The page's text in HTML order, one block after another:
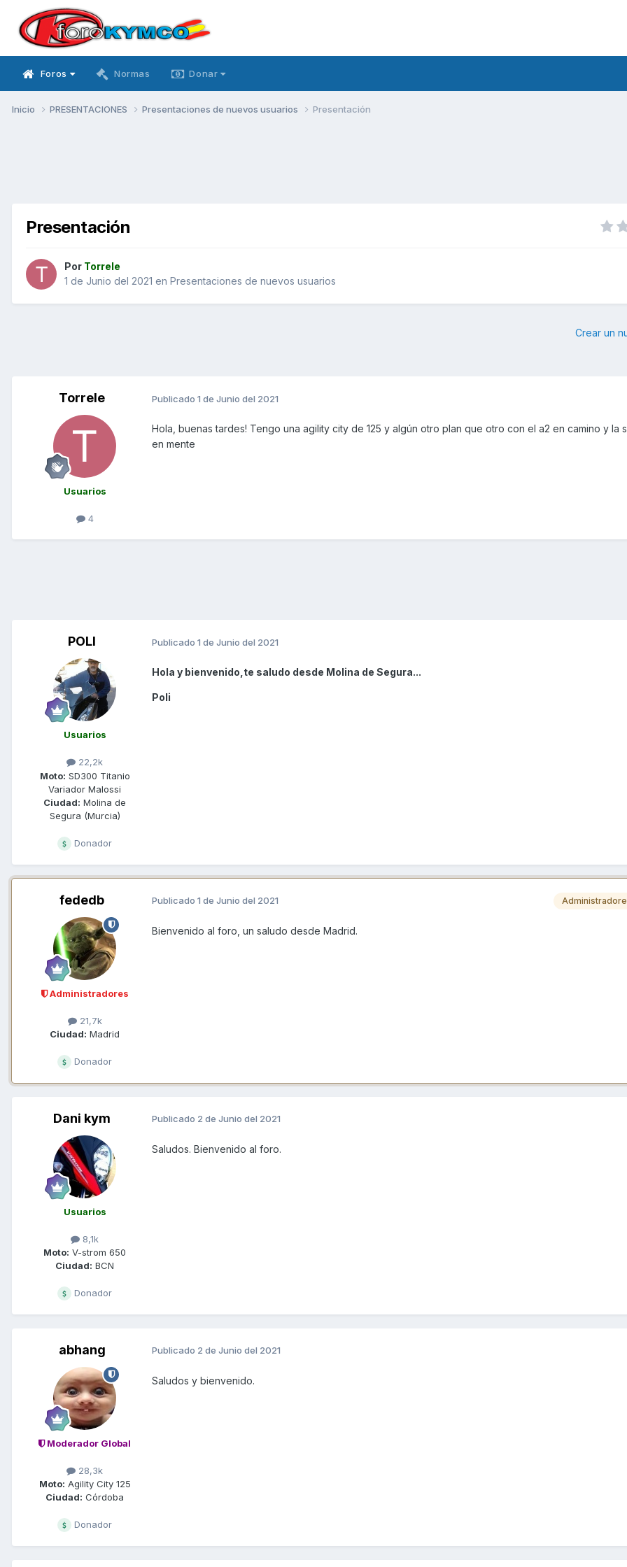
Foros Normas Donar
Inicio PRESENTACIONES Presentaciones de nuevos usuarios Presentación
Presentación
Por Torrele
1 de Junio del 2021 en Presentaciones de nuevos usuarios
Crear un
Torrele
Usuarios
4
Publicado 1 de Junio del 2021
Hola, buenas tardes! Tengo una agility city de 125 y algún otro plan que otro con el a2 en camino y la
en mente
POLI
Usuarios
22,2k
Moto: SD300 Titanio
Variador Malossi
Ciudad: Molina de
Segura (Murcia)
Donador
Publicado 1 de Junio del 2021
Hola y bienvenido,te saludo desde Molina de Segura...
Poli
fededb
Administradores
21,7k
Ciudad: Madrid
Donador
Publicado 1 de Junio del 2021
Bienvenido al foro, un saludo desde Madrid.
Dani kym
Usuarios
8,1k
Moto: V-strom 650
Ciudad: BCN
Donador
Publicado 2 de Junio del 2021
Saludos. Bienvenido al foro.
abhang
Moderador Global
28,3k
Moto: Agility City 125
Ciudad: Córdoba
Donador
Publicado 2 de Junio del 2021
Saludos y bienvenido.